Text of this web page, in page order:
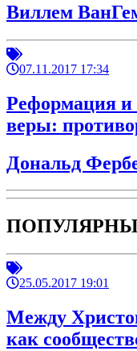
Виллем
07.11.2017 17:34
Реформация
веры:
Дональд
25.05.2017 19:01
Между
как